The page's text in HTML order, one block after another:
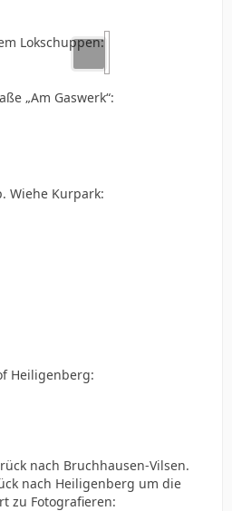
Lokschuppen:
„Am Gaswerk“:
Wiehe Kurpark:
Heiligenberg:
nach Bruchhausen-Vilsen.
nach Heiligenberg um die
zu Fotografieren: